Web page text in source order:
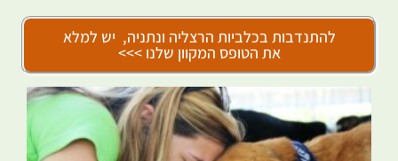
להתנדבות בכלביות הרצליה ונתניה, יש למלא
את הטופס המקוון שלנו >>>